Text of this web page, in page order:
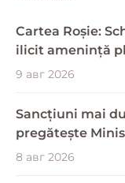
Cartea Roșie:
ilicit amenință
9 авг 2026
Sancțiuni mai
pregătește
8 авг 2026